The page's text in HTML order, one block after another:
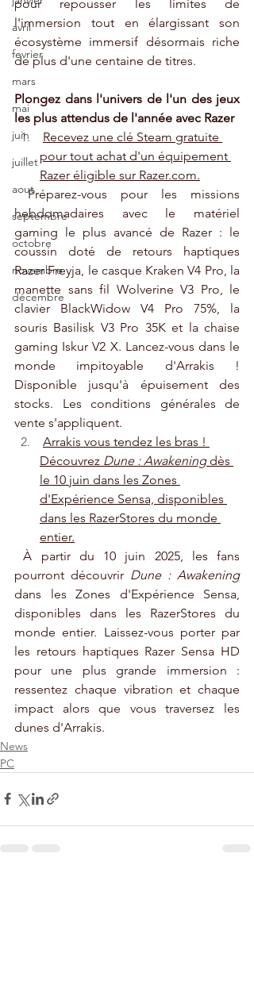
avril
fevrier
mars
mai
juin
juillet
aout
septembre
octobre
novembre
décembre
pour repousser les limites de
l'immersion tout en élargissant son
écosystème immersif désormais riche
de plus d'une centaine de titres.
Plongez dans l'univers de l'un des jeux
les plus attendus de l'année avec Razer
Recevez une clé Steam gratuite
pour tout achat d'un équipement
Razer éligible sur Razer.com.
Préparez-vous pour les missions
hebdomadaires avec le matériel
gaming le plus avancé de Razer : le
coussin doté de retours haptiques
Razer Freyja, le casque Kraken V4 Pro, la
manette sans fil Wolverine V3 Pro, le
clavier BlackWidow V4 Pro 75%, la
souris Basilisk V3 Pro 35K et la chaise
gaming Iskur V2 X. Lancez-vous dans le
monde impitoyable d'Arrakis !
Disponible jusqu'à épuisement des
stocks. Les conditions générales de
vente s'appliquent.
Arrakis vous tendez les bras !
Découvrez Dune : Awakening dès
le 10 juin dans les Zones
d'Expérience Sensa, disponibles
dans les RazerStores du monde
entier.
À partir du 10 juin 2025, les fans
pourront découvrir Dune : Awakening
dans les Zones d'Expérience Sensa,
disponibles dans les RazerStores du
monde entier. Laissez-vous porter par
les retours haptiques Razer Sensa HD
pour une plus grande immersion :
ressentez chaque vibration et chaque
impact alors que vous traversez les
dunes d'Arrakis.
News
PC